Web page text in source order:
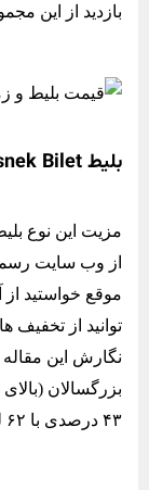
بازدید از این
بلیط Esnek Bilet
مزیت این نوع
موقع خواستید از
توانید از تخفیف
۴۳ درصدی با ۶۲ لیر می توانید آنلاین خریداری کنید.